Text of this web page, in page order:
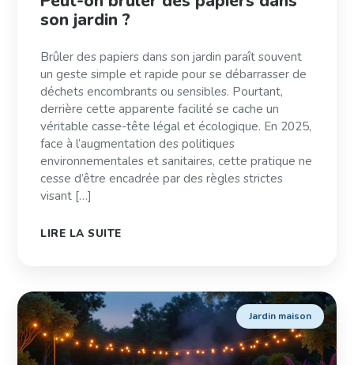
son jardin ?
Brûler des papiers dans son jardin paraît souvent
un geste simple et rapide pour se débarrasser de
déchets encombrants ou sensibles. Pourtant,
derrière cette apparente facilité se cache un
véritable casse-tête légal et écologique. En 2025,
face à l’augmentation des politiques
environnementales et sanitaires, cette pratique ne
cesse d’être encadrée par des règles strictes
visant […]
LIRE LA SUITE
Jardin maison